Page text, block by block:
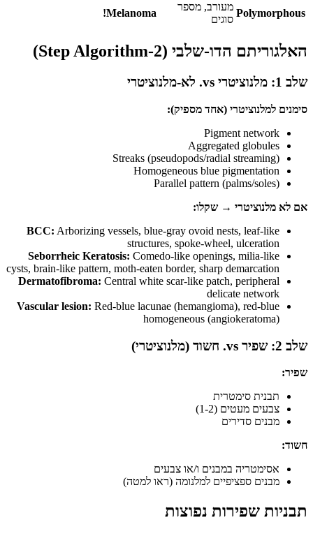
Polymorphous
מעורב, מספר
סוגים
Melanoma!
האלגוריתם הדו-שלבי (2-Step Algorithm)
שלב 1: מלנוציטרי vs. לא-מלנוציטרי
סימנים למלנוציטרי (אחד מספיק):
Pigment network
Aggregated globules
Streaks (pseudopods/radial streaming)
Homogeneous blue pigmentation
Parallel pattern (palms/soles)
אם לא מלנוציטרי → שקלו:
BCC: Arborizing vessels, blue-gray ovoid nests, leaf-like
structures, spoke-wheel, ulceration
Seborrheic Keratosis: Comedo-like openings, milia-like
cysts, brain-like pattern, moth-eaten border, sharp demarcation
Dermatofibroma: Central white scar-like patch, peripheral
delicate network
Vascular lesion: Red-blue lacunae (hemangioma), red-blue
homogeneous (angiokeratoma)
שלב 2: שפיר vs. חשוד (מלנוציטרי)
שפיר:
תבנית סימטרית
צבעים מעטים (1-2)
מבנים סדירים
חשוד:
אסימטריה במבנים ו/או צבעים
מבנים ספציפיים למלנומה (ראו למטה)
תבניות שפירות נפוצות